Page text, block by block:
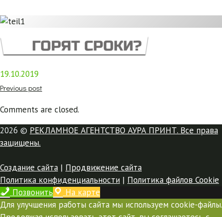
19.10.2019
Previous post
Comments are closed.
2026 © РЕКЛАМНОЕ АГЕНТСТВО АУРА ПРИНТ. Все права
защищены.
Создание сайта | Продвижение сайта
Политика конфиденциальности | Политика файлов Cookie
Позвонить
На карте
Для улучшения работы сайта мы используем cookie-файлы.